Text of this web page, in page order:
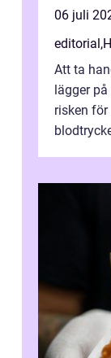
06 juli
editorial ,
Att ta
lägger
risken